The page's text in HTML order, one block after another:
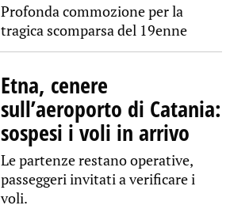
Profonda commozione per la
tragica scomparsa del 19enne
Etna, cenere
sull’aeroporto di Catania:
sospesi i voli in arrivo
Le partenze restano operative,
passeggeri invitati a verificare i
voli.